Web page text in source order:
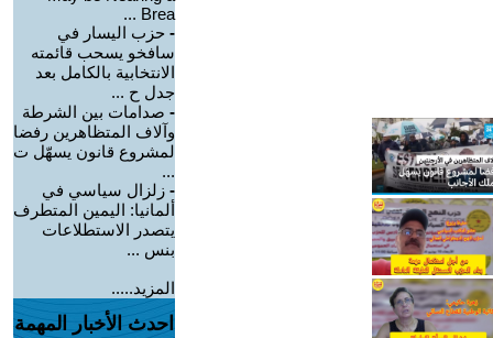
Brea ...
- حزب اليسار في
سافخو يسحب قائمته
الانتخابية بالكامل بعد
جدل ح ...
- صدامات بين الشرطة
وآلاف المتظاهرين رفضا
لمشروع قانون يسهّل ت
...
- زلزال سياسي في
ألمانيا: اليمين المتطرف
يتصدر الاستطلاعات
بنس ...
المزيد.....
احدث الأخبار المهمة